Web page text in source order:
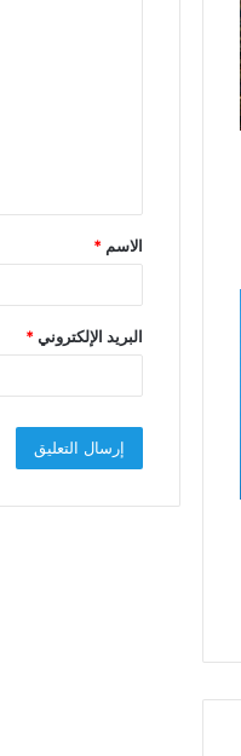
ق
*
الاسم *
البريد الإلكتروني*